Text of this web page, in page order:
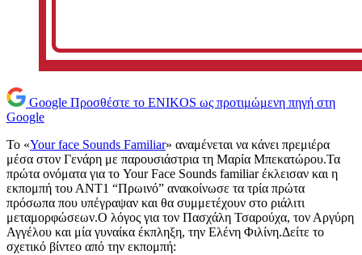
Google Προσθέστε το ENIKOS ως προτιμώμενη πηγή στη
Google
To «Your face Sounds Familiar» αναμένεται να κάνει πρεμιέρα
μέσα στον Γενάρη με παρουσιάστρια τη Μαρία Μπεκατώρου.Τα
πρώτα ονόματα για το Your Face Sounds familiar έκλεισαν και η
εκπομπή του ΑΝΤ1 “Πρωινό” ανακοίνωσε τα τρία πρώτα
πρόσωπα που υπέγραψαν και θα συμμετέχουν στο ριάλιτι
μεταμορφώσεων.Ο λόγος για τον Πασχάλη Τσαρούχα, τον Αργύρη
Αγγέλου και μία γυναίκα έκπληξη, την Ελένη Φιλίνη.Δείτε το
σχετικό βίντεο από την εκπομπή: